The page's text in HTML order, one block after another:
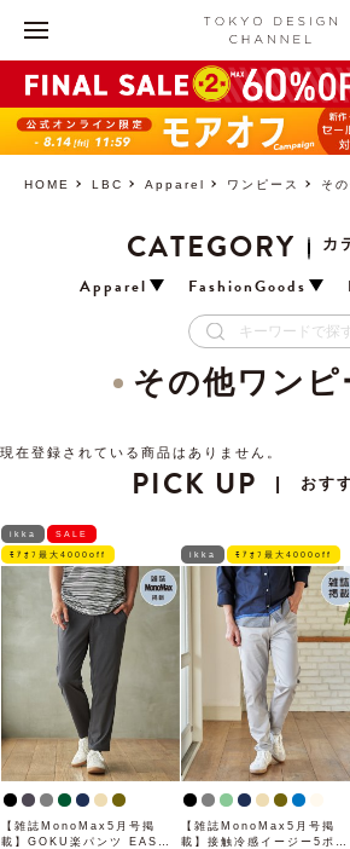
HOME LBC Apparel ワンピース そ
CATEGORY
カ
Apparel
FashionGoods
その他ワンピ
現在登録されている商品はありません。
PICK UP | おす
ikka SALE
ﾓｱｵﾌ最大4000off
【雑誌MonoMax5月号掲
載】GOKU楽パンツ EASY
ikka ﾓｱｵﾌ最大4000off
【雑誌MonoMax5月号掲
載】接触冷感イージー5ポケ